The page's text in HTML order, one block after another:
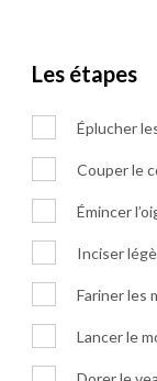
Les étapes
Éplucher
Couper le
Émincer
Inciser
Fariner les
Lancer le